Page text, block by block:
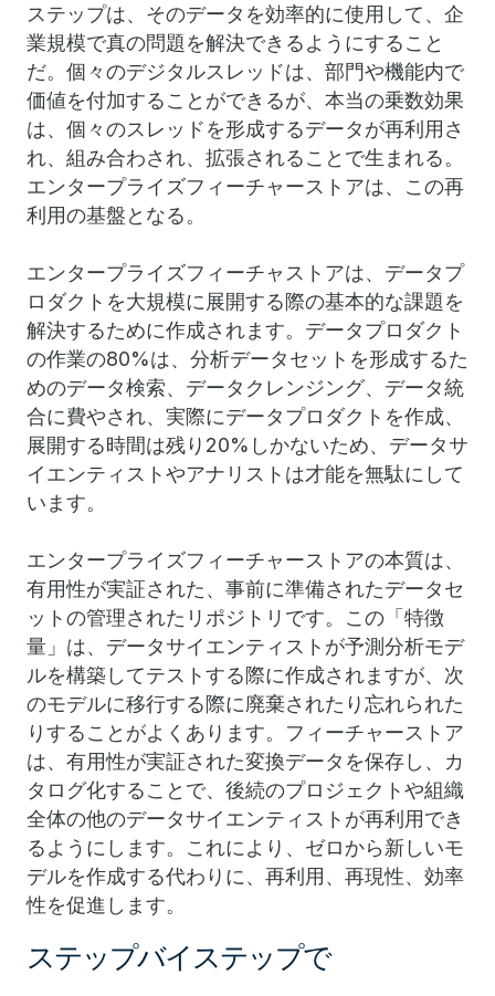
ステップは、そのデータを効率的に使用して、企
業規模で真の問題を解決できるようにすること
だ。個々のデジタルスレッドは、部門や機能内で
価値を付加することができるが、本当の乗数効果
は、個々のスレッドを形成するデータが再利用さ
れ、組み合わされ、拡張されることで生まれる。
エンタープライズフィーチャーストアは、この再
利用の基盤となる。
エンタープライズフィーチャストアは、データプ
ロダクトを大規模に展開する際の基本的な課題を
解決するために作成されます。データプロダクト
の作業の80%は、分析データセットを形成するた
めのデータ検索、データクレンジング、データ統
合に費やされ、実際にデータプロダクトを作成、
展開する時間は残り20%しかないため、データサ
イエンティストやアナリストは才能を無駄にして
います。
エンタープライズフィーチャーストアの本質は、
有用性が実証された、事前に準備されたデータセ
ットの管理されたリポジトリです。この「特徴
量」は、データサイエンティストが予測分析モデ
ルを構築してテストする際に作成されますが、次
のモデルに移行する際に廃棄されたり忘れられた
りすることがよくあります。フィーチャーストア
は、有用性が実証された変換データを保存し、カ
タログ化することで、後続のプロジェクトや組織
全体の他のデータサイエンティストが再利用でき
るようにします。これにより、ゼロから新しいモ
デルを作成する代わりに、再利用、再現性、効率
性を促進します。
ステップバイステップで